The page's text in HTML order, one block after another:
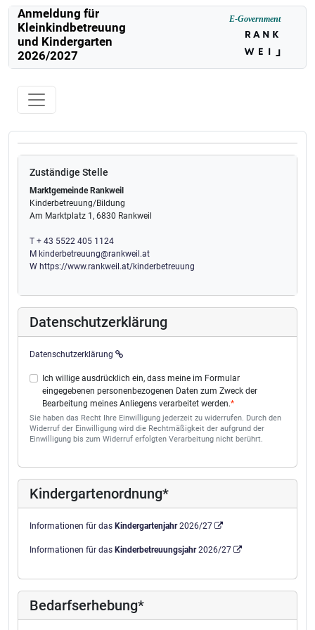
Anmeldung für
Kleinkindbetreuung
und Kindergarten
2026/2027
E-Government
Toggle navigation
Zuständige Stelle
Marktgemeinde Rankweil
Kinderbetreuung/Bildung
Am Marktplatz 1, 6830 Rankweil
T + 43 5522 405 1124
M kinderbetreuung@rankweil.at
W https://www.rankweil.at/kinderbetreuung
Datenschutzerklärung
Datenschutzerklärung
Ich willige ausdrücklich ein, dass meine im Formular
eingegebenen personenbezogenen Daten zum Zweck der
Bearbeitung meines Anliegens verarbeitet werden.
Sie haben das Recht Ihre Einwilligung jederzeit zu widerrufen. Durch den
Widerruf der Einwilligung wird die Rechtmäßigkeit der aufgrund der
Einwilligung bis zum Widerruf erfolgten Verarbeitung nicht berührt.
Kindergartenordnung*
Informationen für das Kindergartenjahr2026/27
Informationen für das Kinderbetreuungsjahr2026/27
Bedarfserhebung*